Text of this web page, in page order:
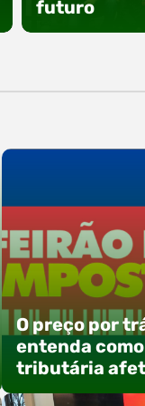
feira, o Espaço
futuro
O Polo
com seus
voltadas à
tecnologia e
atividade
convidados em
experiências,
ações
destaques,
O preço por
entenda
tributária